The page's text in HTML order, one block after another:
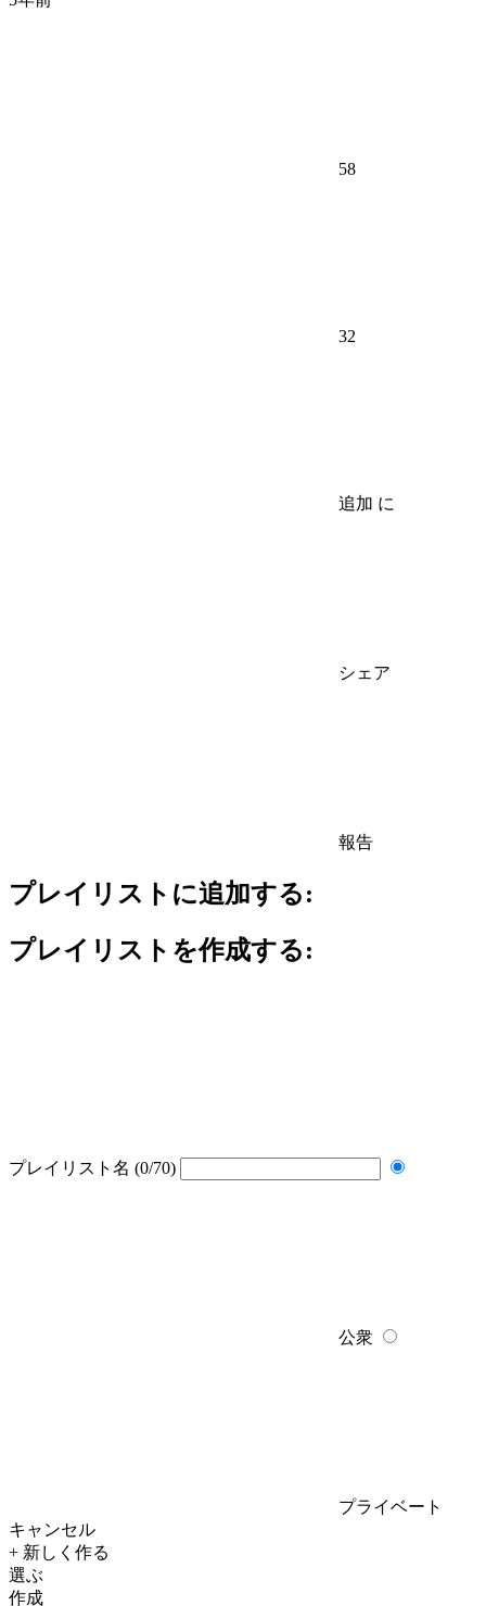
58
32
追加 に
シェア
報告
プレイリストに追加する:
プレイリストを作成する:
プレイリスト名 (0/70)
公衆
プライベート
キャンセル
+ 新しく作る
選ぶ
作成